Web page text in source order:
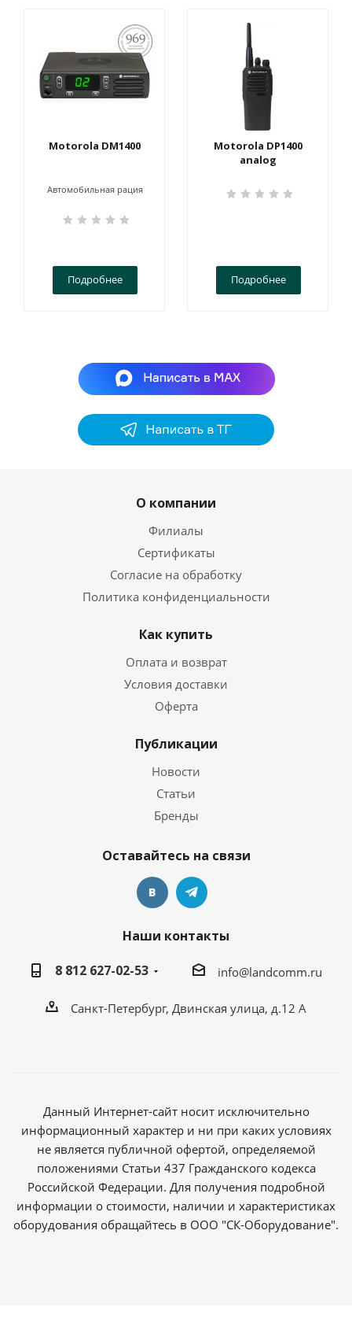
ПОСТАНОВЛЕНИЕ
969
Motorola DM1400
Автомобильная рация
Подробнее
Motorola DP1400
analog
Подробнее
О компании
Филиалы
Сертификаты
Согласие на обработку
Политика конфиденциальности
Как купить
Оплата и возврат
Условия доставки
Оферта
Публикации
Новости
Статьи
Бренды
Оставайтесь на связи
Наши контакты
8 812 627-02-53
info@landcomm.ru
Санкт-Петербург, Двинская улица, д.12 А
Данный Интернет-сайт носит исключительно
информационный характер и ни при каких условиях
не является публичной офертой, определяемой
положениями Статьи 437 Гражданского кодекса
Российской Федерации. Для получения подробной
информации о стоимости, наличии и характеристиках
оборудования обращайтесь в ООО "СК-Оборудование".